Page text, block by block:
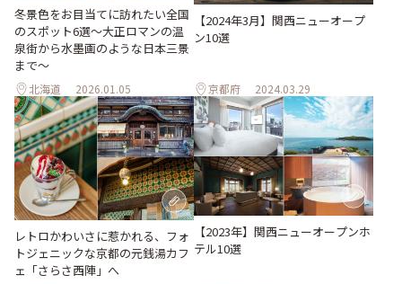
冬景色をお目当てに訪れたい全国
のスポット6選〜大正ロマンの温
泉街から水墨画のような日本三景
まで〜
北海道 2026.01.05
【2024年3月】関西ニューオープ
ン10選
京都府 2024.03.29
レトロかわいさに惹かれる、フォ
トジェニックな京都の元銭湯カフ
ェ「さらさ西陣」へ
【2023年】関西ニューオープンホ
テル10選